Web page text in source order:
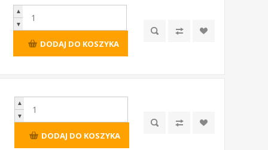
▲
▼
DODAJ DO KOSZYKA
▲
▼
DODAJ DO KOSZYKA